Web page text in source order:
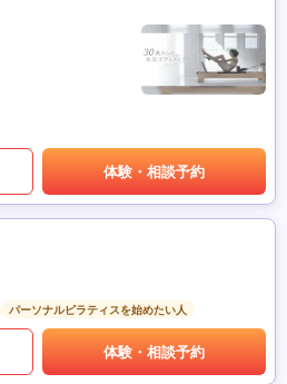
体験・相談予約
パーソナルピラティスを始めたい人
体験・相談予約